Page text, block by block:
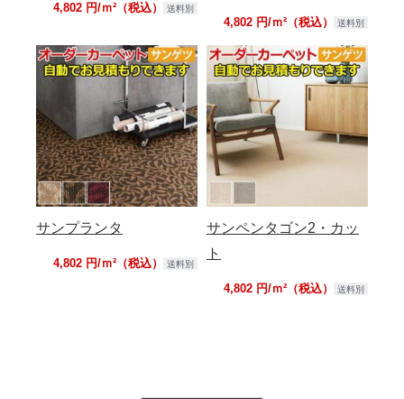
4,802 円/ｍ²（税込） 送料別
4,802 円/ｍ²（税込） 送料別
サンプランタ
4,802 円/ｍ²（税込） 送料別
サンペンタゴン2・カッ
ト
4,802 円/ｍ²（税込） 送料別